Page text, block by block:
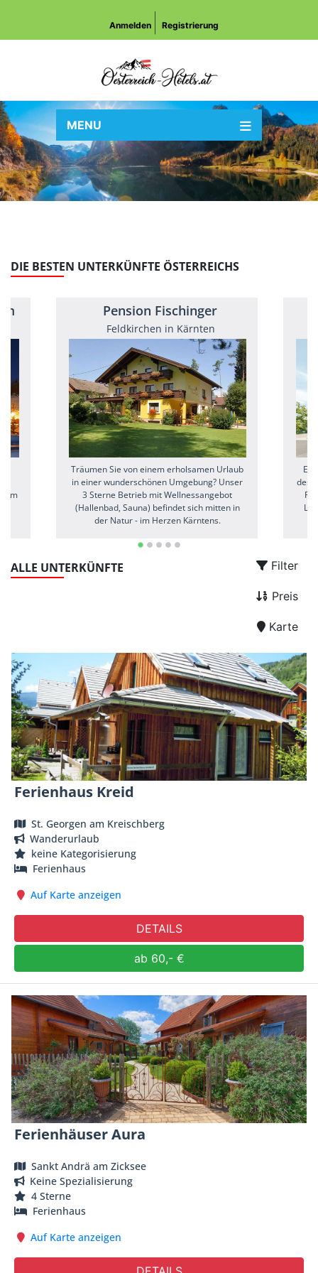
Anmelden Registrierung
MENU
DIE BESTEN UNTERKÜNFTE ÖSTERREICHS
Pension Fischinger
Feldkirchen in Kärnten
Träumen Sie von einem erholsamen Urlaub
in einer wunderschönen Umgebung? Unser
3 Sterne Betrieb mit Wellnessangebot
(Hallenbad, Sauna) befindet sich mitten in
der Natur - im Herzen Kärntens.
des
im
ALLE UNTERKÜNFTE Filter
Preis
Karte
Ferienhaus Kreid
St. Georgen am Kreischberg
Wanderurlaub
keine Kategorisierung
Ferienhaus
Auf Karte anzeigen
DETAILS
ab 60,- €
Ferienhäuser Aura
Sankt Andrä am Zicksee
Keine Spezialisierung
4 Sterne
Ferienhaus
Auf Karte anzeigen